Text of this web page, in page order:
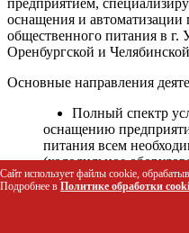
предприятием,
оснащения и автоматизации
общественного питания в г.
Оренбургской и
Основные направления
Полный спектр
оснащению
питания всем
(холодильное
оборудование,
Автоматизация
Сайт использует файлы cookie,
Подробнее в Политике обработки